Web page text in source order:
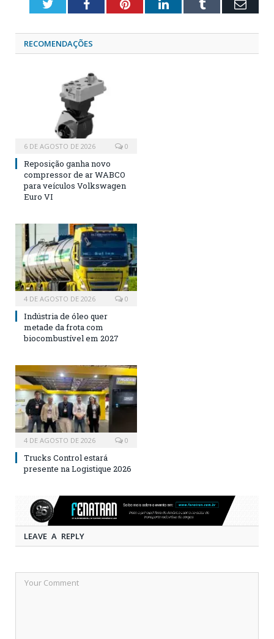
TwitterFacebookPinterestLinkedInTumblr
RECOMENDAÇÕES
6 DE AGOSTO DE 2026 0
Reposição ganha novo
compressor de ar WABCO
para veículos Volkswagen
Euro VI
4 DE AGOSTO DE 2026 0
Indústria de óleo quer
metade da frota com
biocombustível em 2027
4 DE AGOSTO DE 2026 0
Trucks Control estará
presente na Logistique 2026
LEAVE A REPLY